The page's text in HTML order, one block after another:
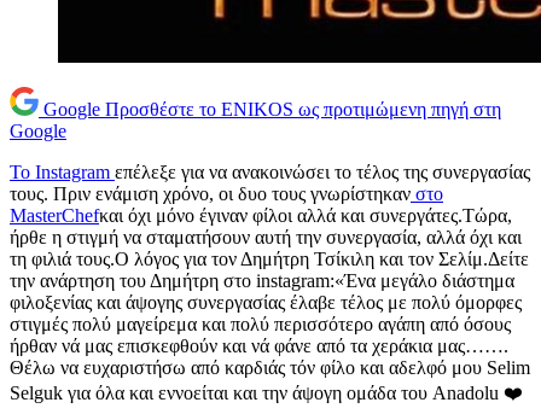
Google Προσθέστε το ENIKOS ως προτιμώμενη πηγή στη
Google
Το Instagram επέλεξε για να ανακοινώσει το τέλος της συνεργασίας
τους. Πριν ενάμιση χρόνο, οι δυο τους γνωρίστηκαν στο
MasterChefκαι όχι μόνο έγιναν φίλοι αλλά και συνεργάτες.Τώρα,
ήρθε η στιγμή να σταματήσουν αυτή την συνεργασία, αλλά όχι και
τη φιλιά τους.Ο λόγος για τον Δημήτρη Τσίκιλη και τον Σελίμ.Δείτε
την ανάρτηση του Δημήτρη στο instagram:«Ένα μεγάλο διάστημα
φιλοξενίας και άψογης συνεργασίας έλαβε τέλος με πολύ όμορφες
στιγμές πολύ μαγείρεμα και πολύ περισσότερο αγάπη από όσους
ήρθαν νά μας επισκεφθούν και νά φάνε από τα χεράκια μας…….
Θέλω να ευχαριστήσω από καρδιάς τόν φίλο και αδελφό μου Selim
Selguk για όλα και εννοείται και την άψογη ομάδα του Anadolu ❤️